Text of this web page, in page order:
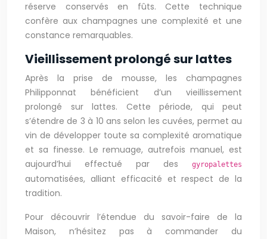
réserve conservés en fûts. Cette technique
confère aux champagnes une complexité et une
constance remarquables.
Vieillissement prolongé sur lattes
Après la prise de mousse, les champagnes
Philipponnat bénéficient d’un vieillissement
prolongé sur lattes. Cette période, qui peut
s’étendre de 3 à 10 ans selon les cuvées, permet au
vin de développer toute sa complexité aromatique
et sa finesse. Le remuage, autrefois manuel, est
aujourd’hui effectué par des
gyropalettes
automatisées, alliant efficacité et respect de la
tradition.
Pour découvrir l’étendue du savoir-faire de la
Maison, n’hésitez pas à commander du